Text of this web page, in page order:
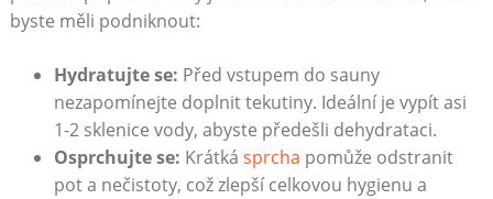
byste měli podniknout:
Hydratujte se: Před vstupem do sauny
nezapomínejte doplnit tekutiny. Ideální je vypít asi
1-2 sklenice vody, abyste předešli dehydrataci.
Osprchujte se: Krátká sprcha pomůže odstranit
pot a nečistoty, což zlepší celkovou hygienu a